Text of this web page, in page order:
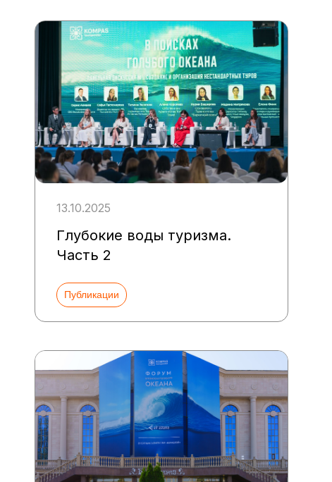
13.10.2025
Глубокие воды туризма.
Часть 2
Публикации